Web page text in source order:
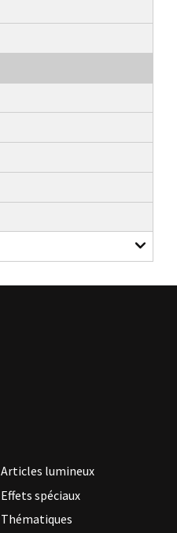
Articles lumineux
Effets spéciaux
Thématiques